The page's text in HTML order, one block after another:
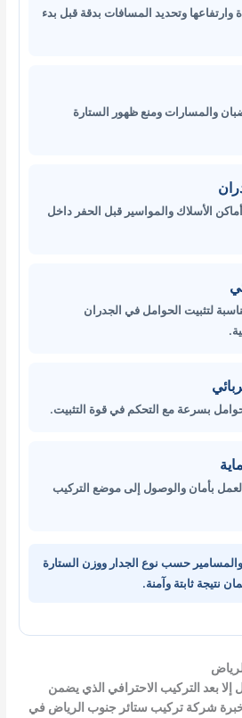
وتحديد المسافات بدقة قبل بدء
والمسارات ومنع ظهور الستارة
الأسلاك والمواسير قبل الحفر داخل
لتثبيت الحوامل في الجدران
بسرعة مع التحكم في قوة التثبيت.
بأمان والوصول إلى موضع التركيب
والمسامير حسب نوع الجدار ووزن الستارة
نتيجة ثابتة وآمنة.
إلا بعد التركيب الاحترافي الذي يضمن
شركة تركيب ستائر جنوب الرياض في